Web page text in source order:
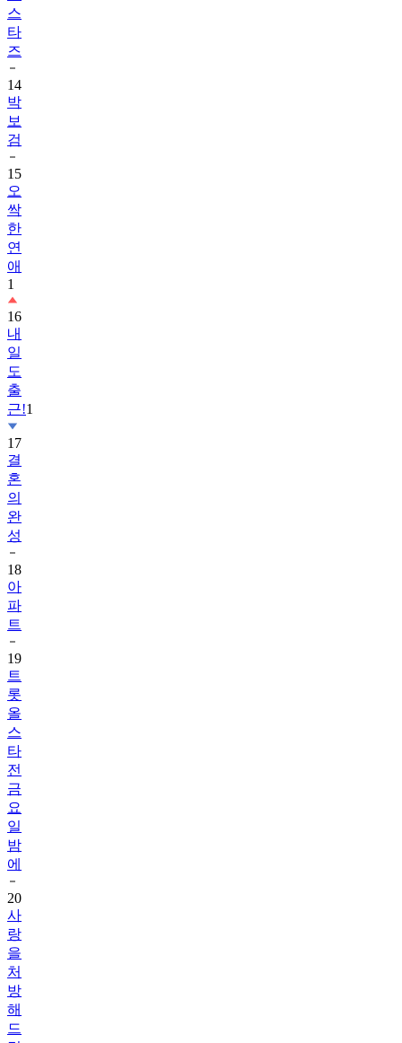
즈
14
박
보
검
15
오
싹
한
연
애
1
16
내
일
도
출
근!
17
결
혼
의
완
성
18
아
파
트
19
트
롯
올
스
타
전
금
요
일
밤
에
20
사
랑
을
처
방
해
드
립
니